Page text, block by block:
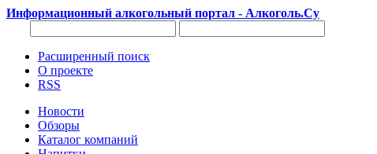
Информационный алкогольный портал - Алкоголь.Су
Расширенный поиск
О проекте
RSS
Новости
Обзоры
Каталог компаний